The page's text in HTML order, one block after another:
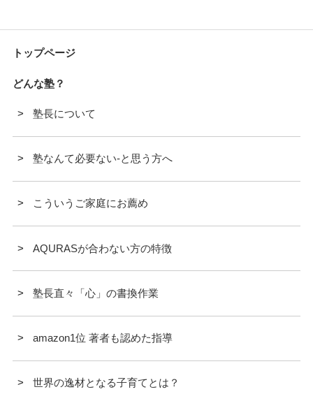
トップページ
どんな塾？
塾長について
塾なんて必要ない-と思う方へ
こういうご家庭にお薦め
AQURASが合わない方の特徴
塾長直々「心」の書換作業
amazon1位 著者も認めた指導
世界の逸材となる子育てとは？